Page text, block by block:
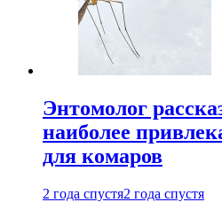
Энтомолог
наиболее
для комаров
2 года спустя2 года спустя